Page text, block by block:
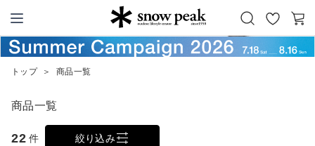
Snow Peak
お
気
カ
ー
トップ ＞ 商品一覧
商品一覧
22 件 絞り込み